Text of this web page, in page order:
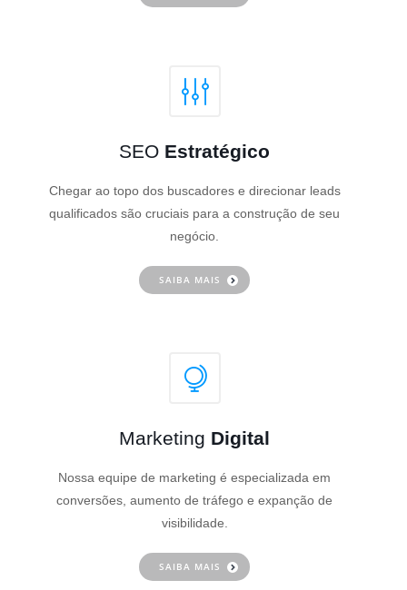
SEO Estratégico
Chegar ao topo dos buscadores e direcionar leads
qualificados são cruciais para a construção de seu
negócio.
SAIBA MAIS
Marketing Digital
Nossa equipe de marketing é especializada em
conversões, aumento de tráfego e expanção de
visibilidade.
SAIBA MAIS